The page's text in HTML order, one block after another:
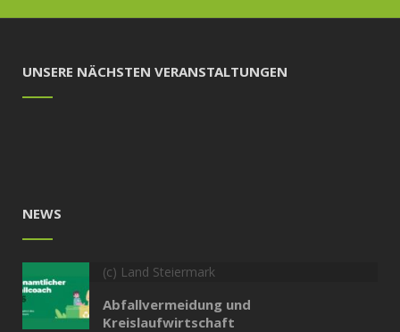
UNSERE NÄCHSTEN VERANSTALTUNGEN
NEWS
(c) Land Steiermark
Abfallvermeidung und
Kreislaufwirtschaft